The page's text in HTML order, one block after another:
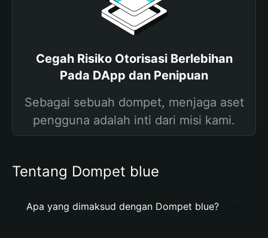
Cegah Risiko Otorisasi Berlebihan
Pada DApp dan Penipuan
Sebagai sebuah dompet, menjaga aset
pengguna adalah inti dari misi kami.
Tentang Dompet blue
Apa yang dimaksud dengan Dompet blue?